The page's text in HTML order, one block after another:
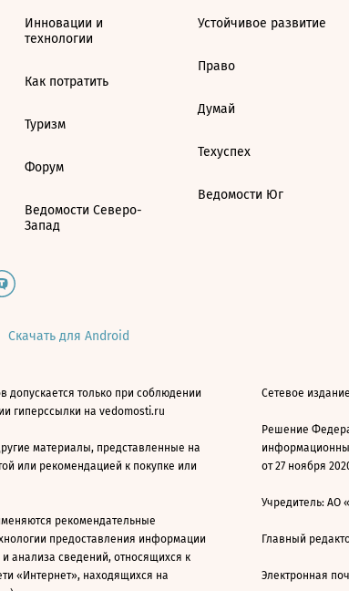
Инновации и
технологии
Как потратить
Туризм
Форум
Ведомости Северо-
Запад
Устойчивое развитие
Право
Думай
Техуспех
Ведомости Юг
Скачать для Android
только при соблюдении
гиперссылки на vedomosti.ru
материалы, представленные на
или рекомендацией к покупке или
рекомендательные
предоставления информации
анализа сведений, относящихся к
«Интернет», находящихся на
Сетевое
Решение
от 27 ноября
Учредитель: АО
Главный
Электронная